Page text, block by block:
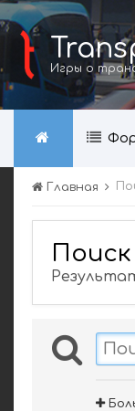
Игры о
Главная